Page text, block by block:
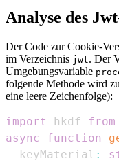
Analyse des
Der Code zur Cookie-
im Verzeichnis jwt. Der
Umgebungsvariable
folgende Methode wird
eine leere Zeichenfolge):
import hkdf from
async
function
  keyMaterial
: